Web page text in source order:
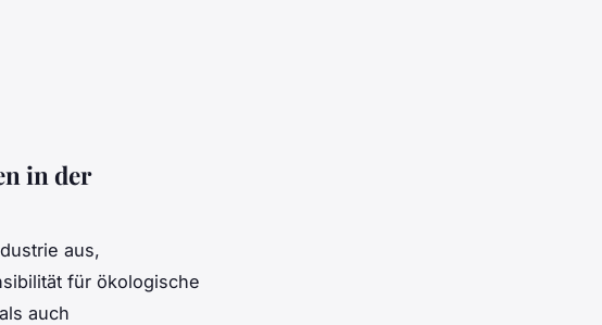
in der
aus,
für ökologische
auch